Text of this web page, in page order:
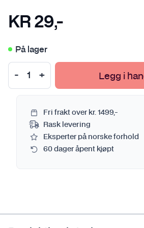
KR 29,-
På lager
Legg i
Fri frakt over kr. 1499,-
Rask levering
Eksperter på norske forhold
60 dager åpent kjøpt